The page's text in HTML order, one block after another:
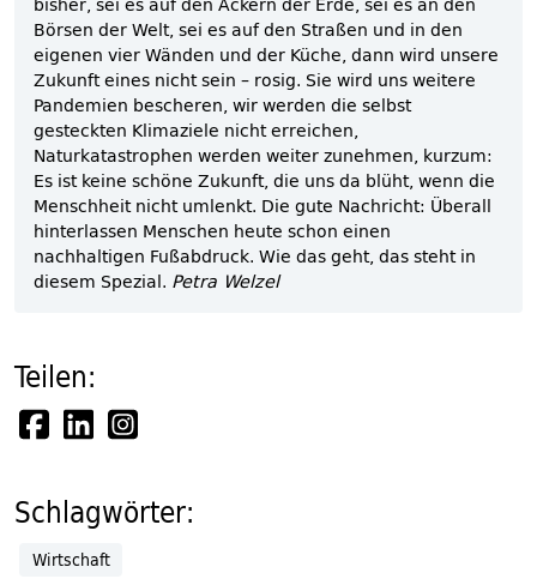
Börsen der Welt, sei es auf den Straßen und in den
eigenen vier Wänden und der Küche, dann wird unsere
Zukunft eines nicht sein – rosig. Sie wird uns weitere
Pandemien bescheren, wir werden die selbst
gesteckten Klimaziele nicht erreichen,
Naturkatastrophen werden weiter zunehmen, kurzum:
Es ist keine schöne Zukunft, die uns da blüht, wenn die
Menschheit nicht umlenkt. Die gute Nachricht: Überall
hinterlassen Menschen heute schon einen
nachhaltigen Fußabdruck. Wie das geht, das steht in
diesem Spezial. Petra Welzel
Teilen:
Schlagwörter:
Wirtschaft